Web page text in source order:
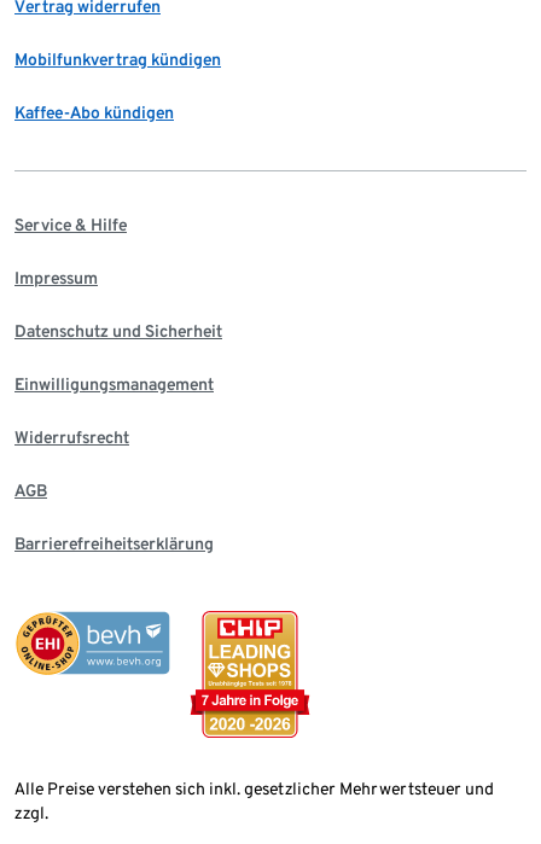
Vertrag widerrufen
Mobilfunkvertrag kündigen
Kaffee-Abo kündigen
Service & Hilfe
Impressum
Datenschutz und Sicherheit
Einwilligungsmanagement
Widerrufsrecht
AGB
Barrierefreiheitserklärung
Alle Preise verstehen sich inkl. gesetzlicher Mehrwertsteuer und
zzgl.